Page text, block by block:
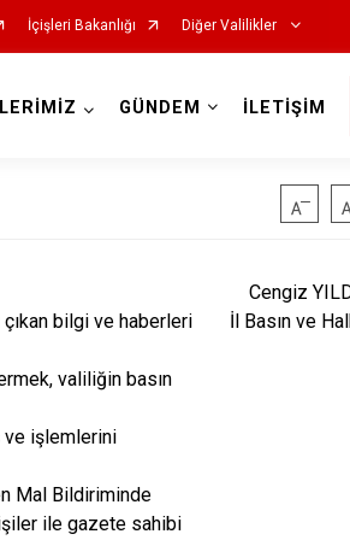
İçişleri Bakanlığı Diğer Valilikler
GÜNDEM İLETİŞİM
bilgi ve haberleri
valiliğin basın
ve işlemlerini
Mal Bildiriminde
ile gazete sahibi
Cengiz
İl Basın ve